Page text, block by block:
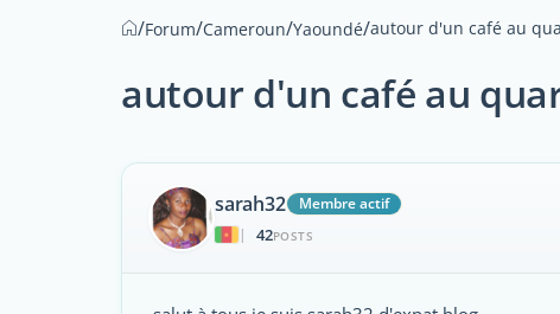
/Forum/Cameroun/Yaoundé/autour d'un café au
autour d'un café au
sarah32
Membre actif
|
42POSTS